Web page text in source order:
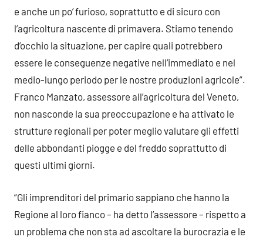
e anche un po’ furioso, soprattutto e di sicuro con
l’agricoltura nascente di primavera. Stiamo tenendo
d’occhio la situazione, per capire quali potrebbero
essere le conseguenze negative nell’immediato e nel
medio-lungo periodo per le nostre produzioni agricole”.
Franco Manzato, assessore all’agricoltura del Veneto,
non nasconde la sua preoccupazione e ha attivato le
strutture regionali per poter meglio valutare gli effetti
delle abbondanti piogge e del freddo soprattutto di
questi ultimi giorni.
“Gli imprenditori del primario sappiano che hanno la
Regione al loro fianco – ha detto l’assessore – rispetto a
un problema che non sta ad ascoltare la burocrazia e le